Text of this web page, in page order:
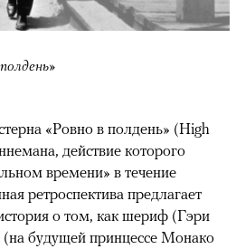
«Ровно в полдень» (High
действие которого
времени» в течение
ретроспектива предлагает
о том, как шериф (Гэри
будущей принцессе Монако